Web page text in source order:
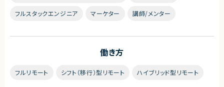
フルスタックエンジニア マーケター 講師/メンター
働き方
フルリモート シフト（移行）型リモート ハイブリッド型リモート